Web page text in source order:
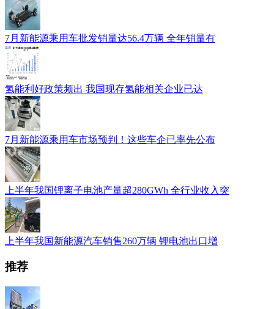
7月新能源乘用车批发销量达56.4万辆 全年销量有
氢能利好政策频出 我国现存氢能相关企业已达
7月新能源乘用车市场预判！这些车企已率先公布
上半年我国锂离子电池产量超280GWh 全行业收入突
上半年我国新能源汽车销售260万辆 锂电池出口增
推荐